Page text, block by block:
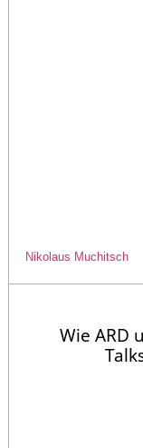
Nikolaus Muchitsch
Wie ARD